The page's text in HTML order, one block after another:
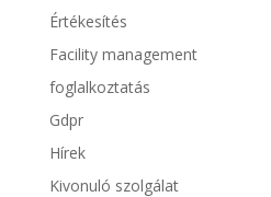
Értékesítés
Facility management
foglalkoztatás
Gdpr
Hírek
Kivonuló szolgálat